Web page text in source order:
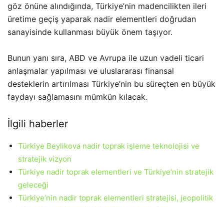
göz önüne alındığında, Türkiye’nin madencilikten ileri
üretime geçiş yaparak nadir elementleri doğrudan
sanayisinde kullanması büyük önem taşıyor.
Bunun yanı sıra, ABD ve Avrupa ile uzun vadeli ticari
anlaşmalar yapılması ve uluslararası finansal
desteklerin artırılması Türkiye’nin bu süreçten en büyük
faydayı sağlamasını mümkün kılacak.
İlgili haberler
Türkiye Beylikova nadir toprak işleme teknolojisi ve
stratejik vizyon
Türkiye nadir toprak elementleri ve Türkiye’nin stratejik
geleceği
Türkiye’nin nadir toprak elementleri stratejisi, jeopolitik